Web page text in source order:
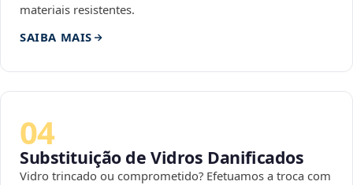
materiais resistentes.
SAIBA MAIS
04
Substituição de Vidros Danificados
Vidro trincado ou comprometido? Efetuamos a troca com